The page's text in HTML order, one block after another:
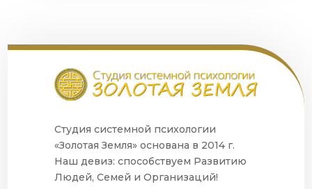
Студия системной психологии
«Золотая Земля» основана в 2014 г.
Наш девиз: способствуем Развитию
Людей, Семей и Организаций!